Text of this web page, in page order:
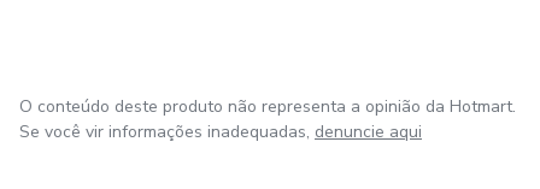
O conteúdo deste produto não representa a opinião da Hotmart.
Se você vir informações inadequadas, denuncie aqui